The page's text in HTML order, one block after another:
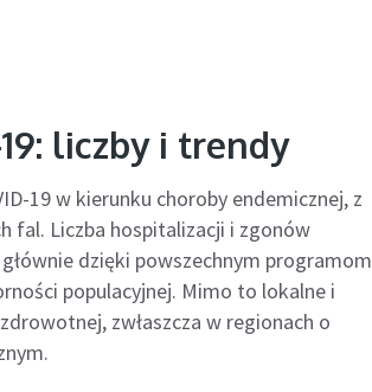
liczby i trendy
19 w kierunku choroby endemicznej, z
fal. Liczba hospitalizacji i zgonów
dzięki powszechnym programom
populacyjnej. Mimo to lokalne i
zwłaszcza w regionach o